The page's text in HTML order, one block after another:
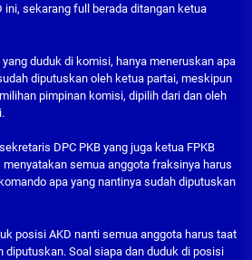
ini, sekarang full berada ditangan ketua
duduk di komisi, hanya meneruskan apa
diputuskan oleh ketua partai, meskipun
pimpinan komisi, dipilih dari dan oleh
DPC PKB yang juga ketua FPKB
menyatakan semua anggota fraksinya harus
apa yang nantinya sudah diputuskan
posisi AKD nanti semua anggota harus taat
diputuskan. Soal siapa dan duduk di posisi